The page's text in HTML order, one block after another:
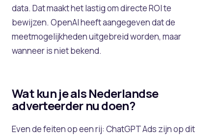
data. Dat maakt het lastig om directe ROI te
bewijzen. OpenAI heeft aangegeven dat de
meetmogelijkheden uitgebreid worden, maar
wanneer is niet bekend.
Wat kun je als Nederlandse
adverteerder nu doen?
Even de feiten op een rij: ChatGPT Ads zijn op dit